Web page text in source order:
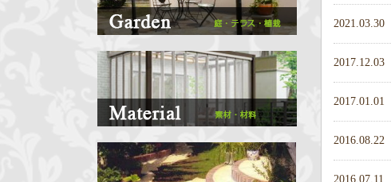
2021.03.30
2017.12.03
2017.01.01
2016.08.22
2016.07.11